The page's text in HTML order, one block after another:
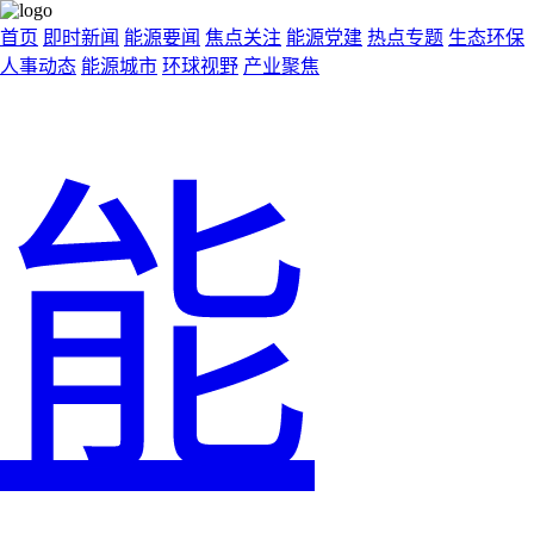
首页 即时新闻 能源要闻 焦点关注 能源党建 热点专题 生态环保
人事动态 能源城市 环球视野 产业聚焦
能